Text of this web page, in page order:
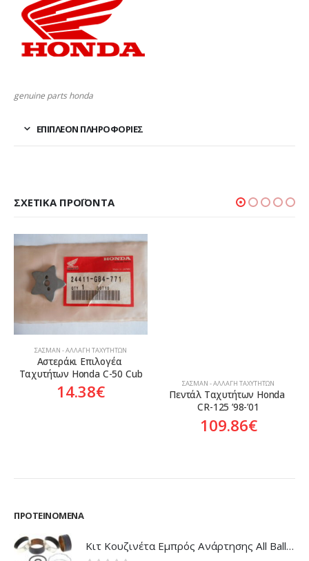
genuine parts honda
ΕΠΙΠΛΈΟΝ ΠΛΗΡΟΦΟΡΊΕΣ
ΣΧΕΤΙΚΆ ΠΡΟΪΌΝΤΑ
ΣΑΣΜΆΝ - ΑΛΛΑΓΉ ΤΑΧΥΤΉΤΩΝ
Αστεράκι Επιλογέα
Ταχυτήτων Honda C-50 Cub
14.38€ ΣΑΣΜΆΝ - ΑΛΛΑΓΉ ΤΑΧΥΤΉΤΩΝ
Πεντάλ Ταχυτήτων Honda
CR-125 ’98-’01
109.86€
ΠΡΟΤΕΙΝΌΜΕΝΑ
Κιτ Κουζινέτα Εμπρός Ανάρτησης All Balls Honda CBR-1100XX Blackbird